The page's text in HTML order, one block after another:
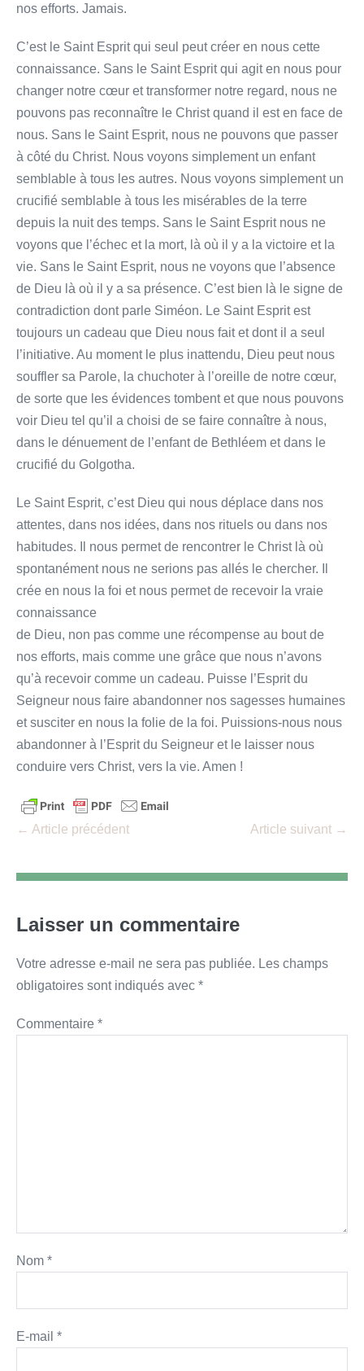
nos efforts. Jamais.
C’est le Saint Esprit qui seul peut créer en nous cette
connaissance. Sans le Saint Esprit qui agit en nous pour
changer notre cœur et transformer notre regard, nous ne
pouvons pas reconnaître le Christ quand il est en face de
nous. Sans le Saint Esprit, nous ne pouvons que passer
à côté du Christ. Nous voyons simplement un enfant
semblable à tous les autres. Nous voyons simplement un
crucifié semblable à tous les misérables de la terre
depuis la nuit des temps. Sans le Saint Esprit nous ne
voyons que l’échec et la mort, là où il y a la victoire et la
vie. Sans le Saint Esprit, nous ne voyons que l’absence
de Dieu là où il y a sa présence. C’est bien là le signe de
contradiction dont parle Siméon. Le Saint Esprit est
toujours un cadeau que Dieu nous fait et dont il a seul
l’initiative. Au moment le plus inattendu, Dieu peut nous
souffler sa Parole, la chuchoter à l’oreille de notre cœur,
de sorte que les évidences tombent et que nous pouvons
voir Dieu tel qu’il a choisi de se faire connaître à nous,
dans le dénuement de l’enfant de Bethléem et dans le
crucifié du Golgotha.
Le Saint Esprit, c’est Dieu qui nous déplace dans nos
attentes, dans nos idées, dans nos rituels ou dans nos
habitudes. Il nous permet de rencontrer le Christ là où
spontanément nous ne serions pas allés le chercher. Il
crée en nous la foi et nous permet de recevoir la vraie
connaissance
de Dieu, non pas comme une récompense au bout de
nos efforts, mais comme une grâce que nous n’avons
qu’à recevoir comme un cadeau. Puisse l’Esprit du
Seigneur nous faire abandonner nos sagesses humaines
et susciter en nous la folie de la foi. Puissions-nous nous
abandonner à l’Esprit du Seigneur et le laisser nous
conduire vers Christ, vers la vie. Amen !
Navigation
← Article précédent Article suivant →
Laisser un commentaire
Votre adresse e-mail ne sera pas publiée. Les champs
obligatoires sont indiqués avec *
Commentaire *
Nom *
E-mail *